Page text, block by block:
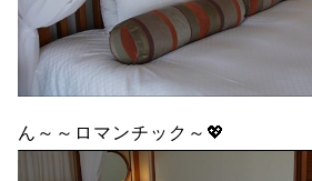
ん～～ロマンチック～💖